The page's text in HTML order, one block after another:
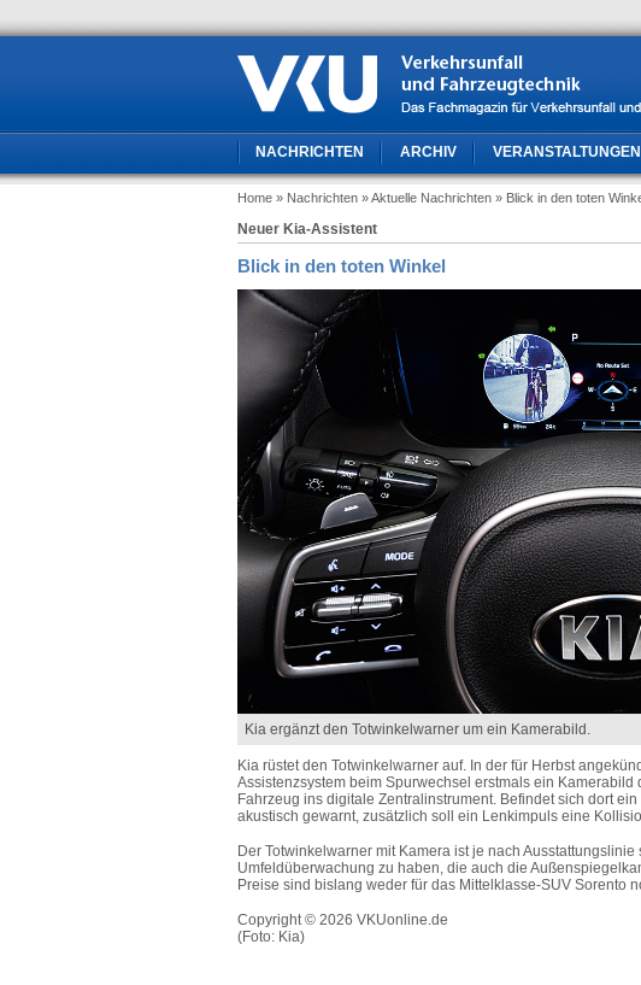
NACHRICHTEN ARCHIV VERANSTALTUNGEN
Home » Nachrichten » Aktuelle Nachrichten » Blick in den toten
Neuer Kia-Assistent
Blick in den toten Winkel
Kia ergänzt den Totwinkelwarner um ein Kamerabild.
Kia rüstet den Totwinkelwarner auf. In der für Herbst
Assistenzsystem beim Spurwechsel erstmals ein
Fahrzeug ins digitale Zentralinstrument. Befindet sich dort
akustisch gewarnt, zusätzlich soll ein Lenkimpuls eine
Der Totwinkelwarner mit Kamera ist je nach
Umfeldüberwachung zu haben, die auch die
Preise sind bislang weder für das Mittelklasse-SUV Sorento
Copyright © 2026 VKUonline.de
(Foto: Kia)